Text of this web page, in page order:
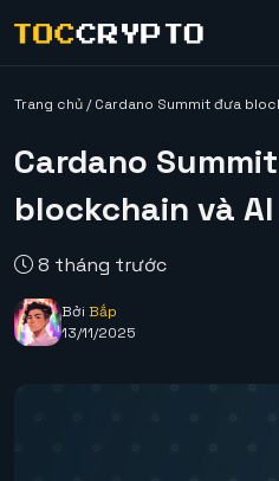
Trang chủ/Cardano Summit đưa
Cardano
blockchain và
8 tháng trước
Bởi Bắp
13/11/2025